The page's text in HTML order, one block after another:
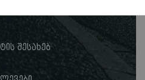
შესახებ